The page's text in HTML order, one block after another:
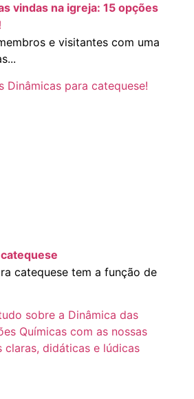
vindas na igreja: 15 opções
e visitantes com uma
catequese tem a função de